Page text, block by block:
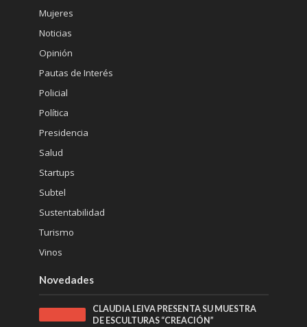
Mujeres
Noticias
Opinión
Pautas de Interés
Policial
Política
Presidencia
Salud
Startups
Subtel
Sustentabilidad
Turismo
Vinos
Novedades
CLAUDIA LEIVA PRESENTA SU MUESTRA
DE ESCULTURAS “CREACIÓN”